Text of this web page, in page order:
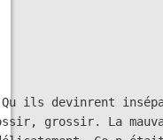
ils devinrent
grossir. La